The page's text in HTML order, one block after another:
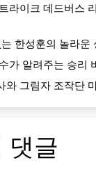
라이크 데드버스
한성훈의 놀라운
가 알려주는 승리
와 그림자 조작단
댓글